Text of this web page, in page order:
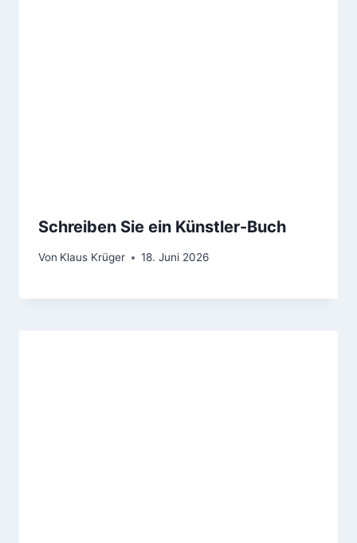
Schreiben Sie ein Künstler-Buch
Von Klaus Krüger 18. Juni 2026